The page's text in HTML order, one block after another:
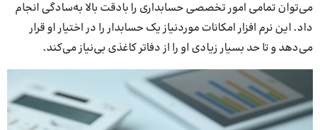
می‌توان تمامی امور تخصصی حسابداری را بادقت بالا به‌سادگی انجام
داد. این نرم افزار امکانات موردنیاز یک حسابدار را در اختیار او قرار
می‌دهد و تا حد بسیار زیادی او را از دفاتر کاغذی بی‌نیاز می‌کند.